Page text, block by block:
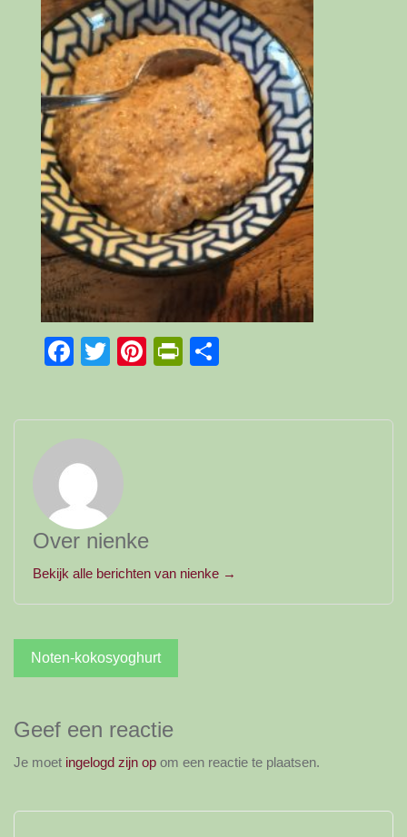
Facebook
TwitterPinterest
PrintFriendly
Over nienke
Bekijk alle berichten van nienke →
Bericht
navigatie
Noten-kokosyoghurt
Geef een reactie
Je moet ingelogd zijn op om een reactie te plaatsen.